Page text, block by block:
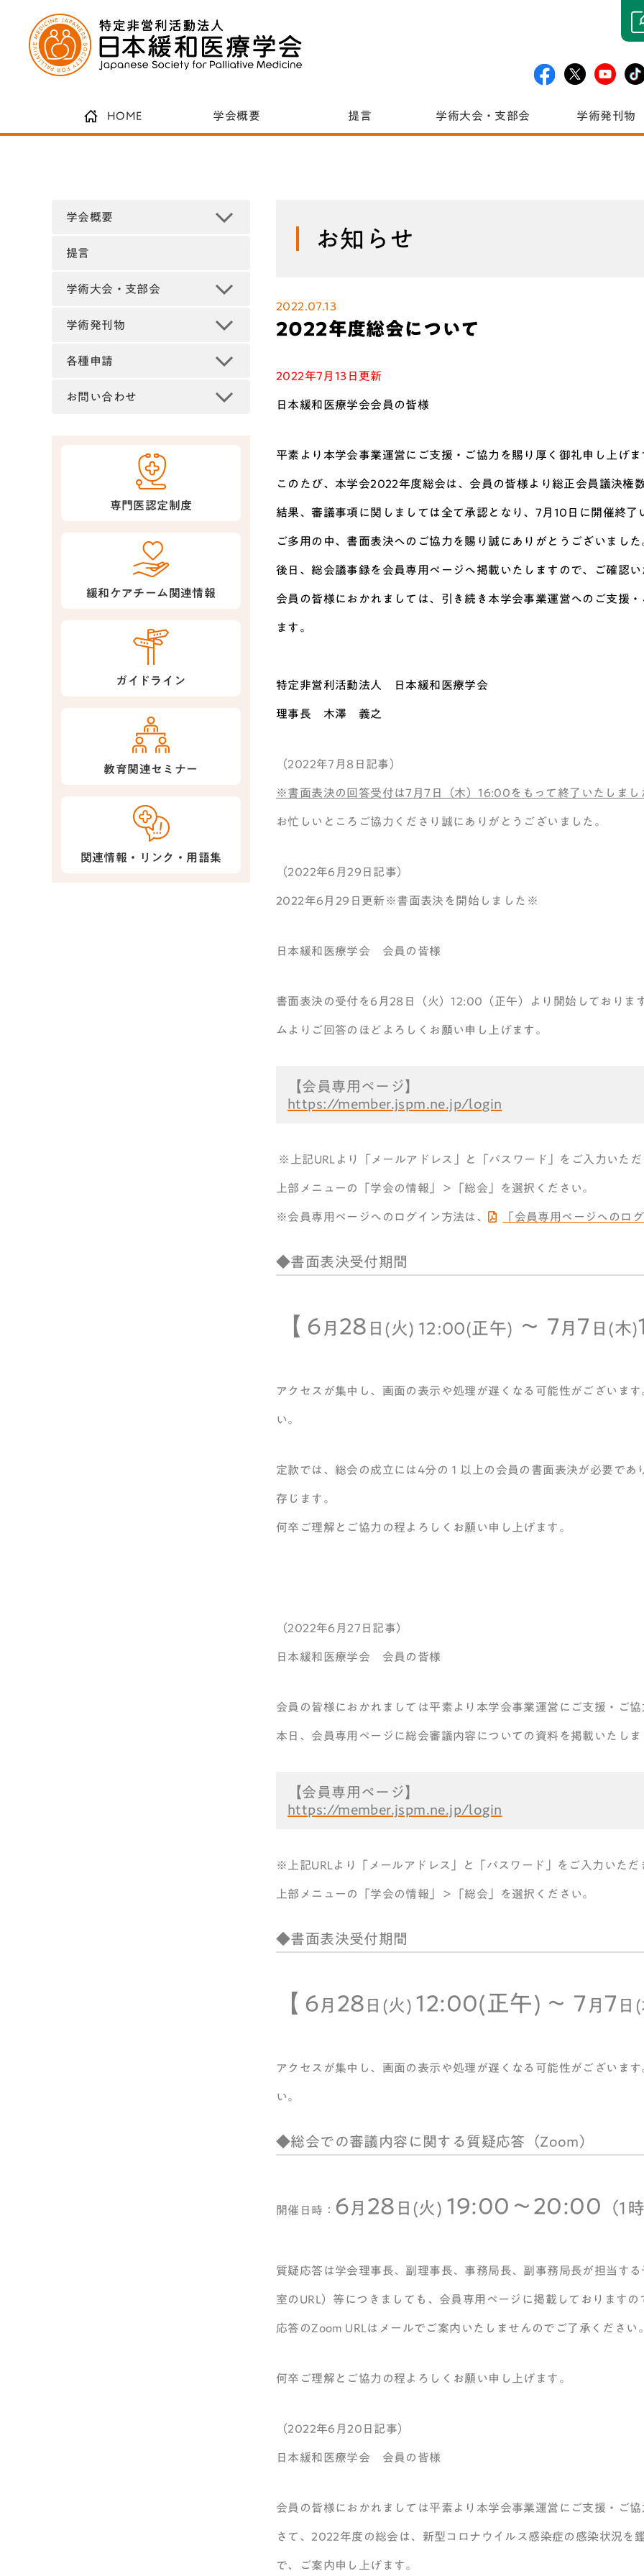
HOME 学会概要 提言 学術大会・支部会 学術発刊物
学会概要
提言
学術大会・支部会
学術発刊物
各種申請
お問い合わせ
専門医認定制度
緩和ケアチーム関連情報
ガイドライン
教育関連セミナー
関連情報・リンク・用語集
お知らせ
2022.07.13
2022年度総会について
2022年7月13日更新
日本緩和医療学会会員の皆様
平素より本学会事業運営にご支援・ご協力を賜り厚く御礼申し上げま
このたび、本学会2022年度総会は、会員の皆様より総正会員議決権
結果、審議事項に関しましては全て承認となり、7月10日に開催終
ご多用の中、書面表決へのご協力を賜り誠にありがとうございました
後日、総会議事録を会員専用ページへ掲載いたしますので、ご確認
会員の皆様におかれましては、引き続き本学会事業運営へのご支援
ます。
特定非営利活動法人 日本緩和医療学会
理事長 木澤 義之
（2022年7月8日記事）
※書面表決の回答受付は7月7日（木）16:00をもって終了いたしまし
お忙しいところご協力くださり誠にありがとうございました。
（2022年6月29日記事）
2022年6月29日更新※書面表決を開始しました※
日本緩和医療学会 会員の皆様
書面表決の受付を6月28日（火）12:00（正午）より開始しておりま
ムよりご回答のほどよろしくお願い申し上げます。
【会員専用ページ】
https://member.jspm.ne.jp/login
※上記URLより「メールアドレス」と「パスワード」をご入力いた
上部メニューの「学会の情報」＞「総会」を選択ください。
※会員専用ページへのログイン方法は、 「会員専用ページへのロ
◆書面表決受付期間
【 6 月 28 日(火) 12:00(正午) ～ 7 月 7 日(木)
アクセスが集中し、画面の表示や処理が遅くなる可能性がございま
い。
定款では、総会の成立には4分の１以上の会員の書面表決が必要で
存じます。
何卒ご理解とご協力の程よろしくお願い申し上げます。
（2022年6月27日記事）
日本緩和医療学会 会員の皆様
会員の皆様におかれましては平素より本学会事業運営にご支援・ご
本日、会員専用ページに総会審議内容についての資料を掲載いたし
【会員専用ページ】
https://member.jspm.ne.jp/login
※上記URLより「メールアドレス」と「パスワード」をご入力いた
上部メニューの「学会の情報」＞「総会」を選択ください。
◆書面表決受付期間
【 6 月 28 日(火) 12:00(正午) ～ 7 月 7 日
アクセスが集中し、画面の表示や処理が遅くなる可能性がございま
い。
◆総会での審議内容に関する質疑応答（Zoom）
開催日時： 6 月 28 日(火) 19:00～20:00 （1
質疑応答は学会理事長、副理事長、事務局長、副事務局長が担当す
室のURL）等につきましても、会員専用ページに掲載しております
応答のZoom URLはメールでご案内いたしませんのでご了承ください
何卒ご理解とご協力の程よろしくお願い申し上げます。
（2022年6月20日記事）
日本緩和医療学会 会員の皆様
会員の皆様におかれましては平素より本学会事業運営にご支援・ご
さて、2022年度の総会は、新型コロナウイルス感染症の感染状況を
で、ご案内申し上げます。